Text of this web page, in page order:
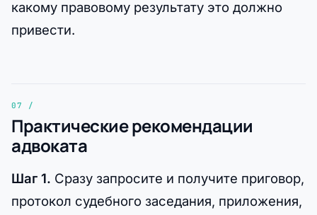
какому правовому результату это должно
привести.
Практические рекомендации
адвоката
Шаг 1. Сразу запросите и получите приговор,
протокол судебного заседания, приложения,